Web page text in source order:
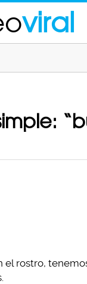
viral
rostro,